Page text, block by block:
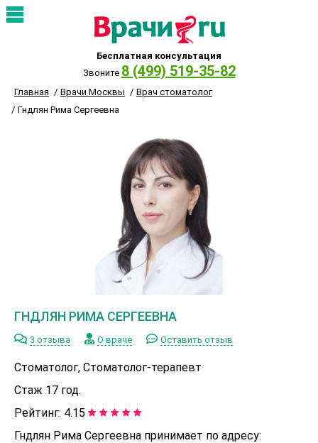
Бесплатная консультация
Звоните 8 (499) 519-35-82
Главная Врачи Москвы
Врач стоматолог
Гндлян Рима Сергеевна
ГНДЛЯН РИМА СЕРГЕЕВНА
3 отзыва О враче Оставить отзыв
Стоматолог, Стоматолог-терапевт
Стаж 17 год.
Рейтинг: 4.15
Гндлян Рима Сергеевна принимает по адресу: